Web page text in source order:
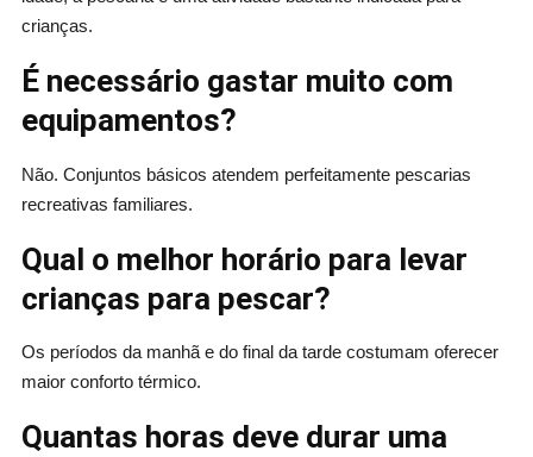
crianças.
É necessário gastar muito com
equipamentos?
Não. Conjuntos básicos atendem perfeitamente pescarias
recreativas familiares.
Qual o melhor horário para levar
crianças para pescar?
Os períodos da manhã e do final da tarde costumam oferecer
maior conforto térmico.
Quantas horas deve durar uma